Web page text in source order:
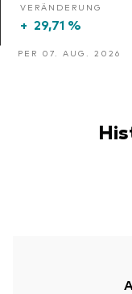
VERÄNDERUNG
+ 29,71 %
PER 07. AUG. 2026